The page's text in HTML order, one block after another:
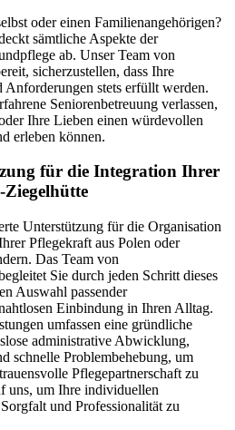
oder einen Familienangehörigen?
sämtliche Aspekte der
ab. Unser Team von
sicherzustellen, dass Ihre
Anforderungen stets erfüllt werden.
Seniorenbetreuung verlassen,
Ihre Lieben einen würdevollen
erleben können.
für die Integration Ihrer
Ziegelhütte
Unterstützung für die Organisation
Pflegekraft aus Polen oder
Das Team von
Sie durch jeden Schritt dieses
Auswahl passender
Einbindung in Ihren Alltag.
umfassen eine gründliche
administrative Abwicklung,
schnelle Problembehebung, um
Pflegepartnerschaft zu
uns, um Ihre individuellen
und Professionalität zu